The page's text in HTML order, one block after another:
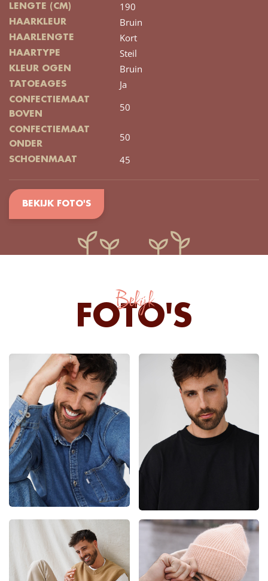
LENGTE (CM) 190
HAARKLEUR Bruin
HAARLENGTE Kort
HAARTYPE Steil
KLEUR OGEN Bruin
TATOEAGES Ja
CONFECTIEMAAT
BOVEN
50
CONFECTIEMAAT
ONDER
50
SCHOENMAAT 45
BEKIJK FOTO'S
Bekijk
FOTO'S